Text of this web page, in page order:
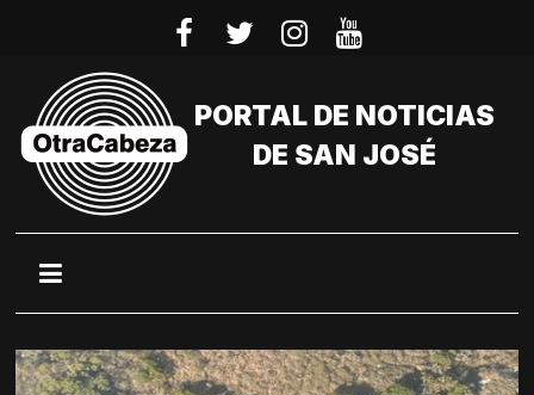
PORTAL DE NOTICIAS
DE SAN JOSÉ